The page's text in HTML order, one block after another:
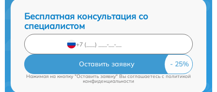
Бесплатная консультация со
специалистом
Оставить заявку
Нажимая на кнопку "Оставить заявку" Вы соглашаетесь cполитикой
конфиденциальности